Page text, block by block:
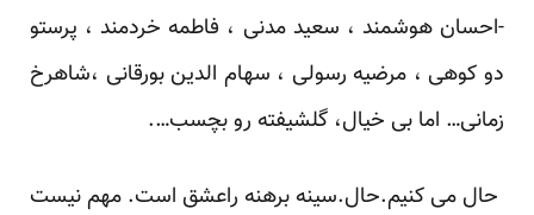
-احسان هوشمند ، سعید مدنی ، فاطمه خردمند ، پرستو
دو کوهی ، مرضیه رسولی ، سهام الدین بورقانی ،شاهرخ
زمانی… اما بی خیال، گلشیفته رو بچسب….
حال می کنیم.حال.سینه برهنه راعشق است. مهم نیست